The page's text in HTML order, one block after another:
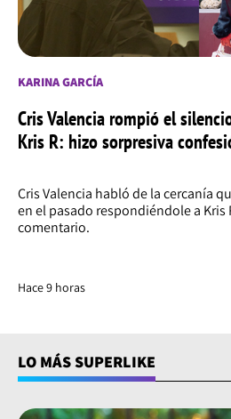
KARINA GARCÍA
Cris Valencia rompió el
Kris R: hizo sorpresiva
Cris Valencia habló de la cercanía
en el pasado respondiéndole a Kris
comentario.
Hace 9 horas
LO MÁS SUPERLIKE